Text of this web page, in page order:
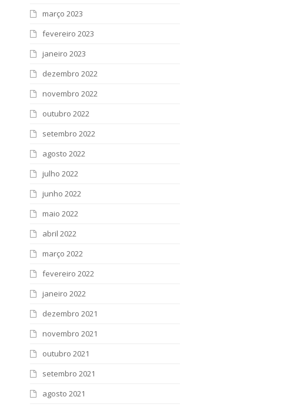
março 2023
fevereiro 2023
janeiro 2023
dezembro 2022
novembro 2022
outubro 2022
setembro 2022
agosto 2022
julho 2022
junho 2022
maio 2022
abril 2022
março 2022
fevereiro 2022
janeiro 2022
dezembro 2021
novembro 2021
outubro 2021
setembro 2021
agosto 2021